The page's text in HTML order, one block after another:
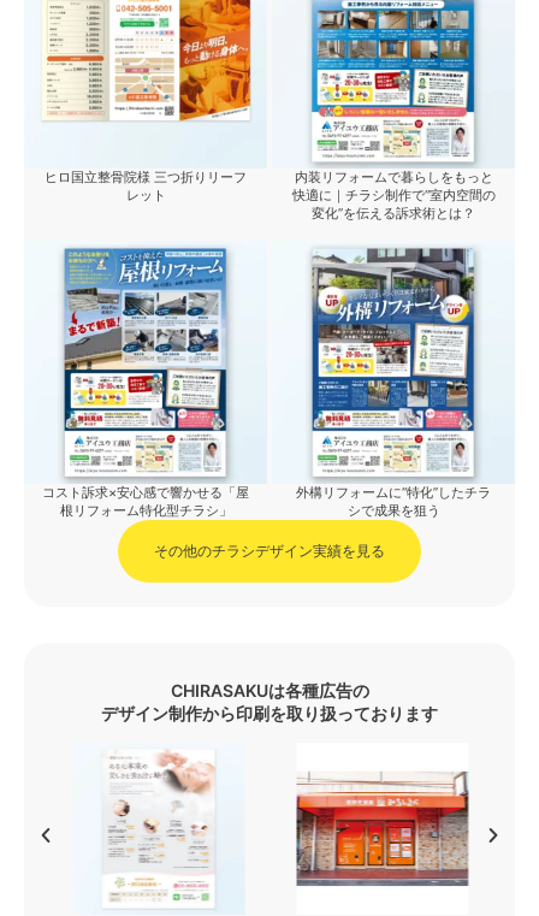
ヒロ国立整骨院様 三つ折りリーフ
レット
内装リフォームで暮らしをもっと
快適に｜チラシ制作で“室内空間の
変化”を伝える訴求術とは？
コスト訴求×安心感で響かせる「屋
根リフォーム特化型チラシ」
外構リフォームに“特化”したチラ
シで成果を狙う
その他のチラシデザイン実績を見る
CHIRASAKUは各種広告の
デザイン制作から印刷を取り扱っております